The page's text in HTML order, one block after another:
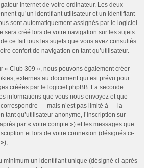
internet de votre ordinateur. Les deux
qu’un identifiant utilisateur et un identifiant
sont automatiquement assignés par le logiciel
sera créé lors de votre navigation sur les sujets
ce fait tous les sujets que vous avez consultés
confort de navigation en tant qu’utilisateur.
« Club 309 », nous pouvons également créer
externes au document qui est prévu pour
créées par le logiciel phpBB. La seconde
informations que vous nous envoyez et que
— mais n’est pas limité à — la
tant qu’utilisateur anonyme, l’inscription sur
par « votre compte ») et les messages que
et lors de votre connexion (désignés ci-
minimum un identifiant unique (désigné ci-après